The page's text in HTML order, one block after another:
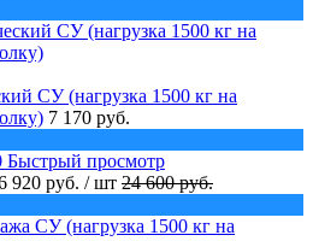
СУ (нагрузка 1500 кг на
7 170 руб.
Быстрый просмотр
920 руб. / шт 24 600 руб.